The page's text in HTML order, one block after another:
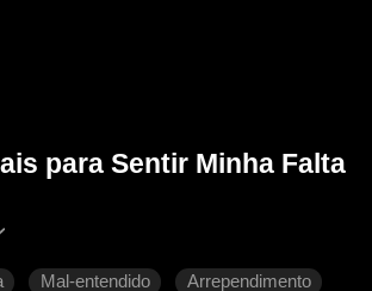
para Sentir Minha Falta
Mal-entendido Arrependimento